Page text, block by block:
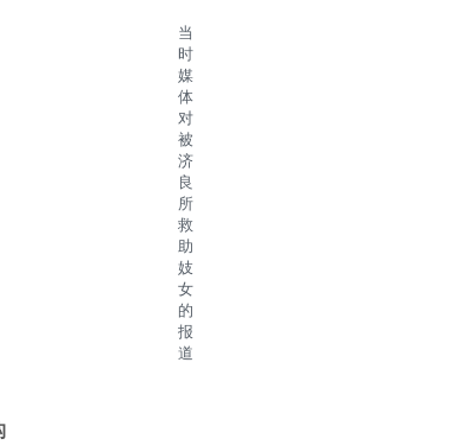
当
时
媒
体
对
被
济
良
所
救
助
妓
女
的
报
道